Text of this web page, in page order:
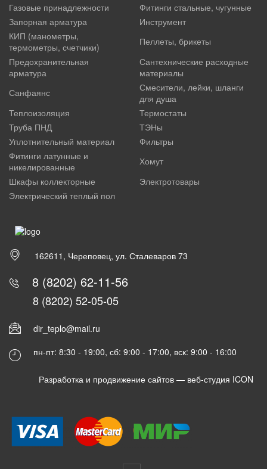
Газовые принадлежности
Фитинги стальные, чугунные
Запорная арматура
Инструмент
КИП (манометры,
термометры, счетчики)
Пеллеты, брикеты
Предохранительная
арматура
Сантехнические расходные
материалы
Санфаянс
Смесители, лейки, шланги
для душа
Теплоизоляция
Термостаты
Труба ПНД
ТЭНы
Уплотнительный материал
Фильтры
Фитинги латунные и
никелированные
Хомут
Шкафы коллекторные
Электротовары
Электрический теплый пол
162611, Череповец, ул. Сталеваров 73
8 (8202) 62-11-56
8 (8202) 52-05-05
dir_teplo@mail.ru
пн-пт: 8:30 - 19:00, сб: 9:00 - 17:00, вск: 9:00 - 16:00
Разработка и продвижение сайтов — веб-студия ICON